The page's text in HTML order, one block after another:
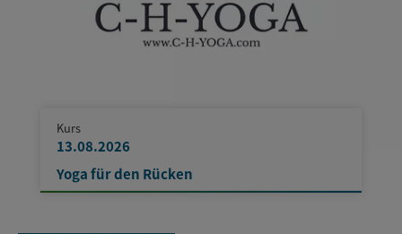
Kurs
13.08.2026
Yoga für den Rücken